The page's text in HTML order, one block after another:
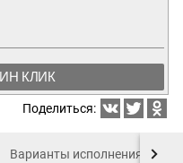
КЛИК
Поделиться:
Варианты исполнения